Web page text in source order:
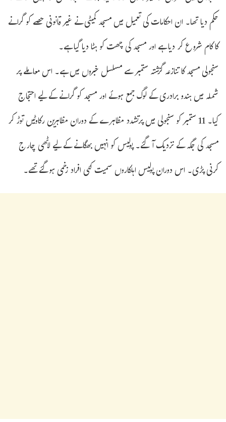
حکم دیا تھا۔ ان احکامات کی تعمیل میں مسجد کمیٹی نے غیر قانونی حصے کو گرانے
کا کام شروع کر دیا ہے اور مسجد کی چھت کو ہٹا دیا گیا ہے۔
سنجولی مسجد کا تنازعہ گزشتہ ستمبر سے مسلسل خبروں میں ہے۔ اس معاملے پر
شملہ میں ہندو برادری کے لوگ جمع ہوئے اور مسجد کو گرانے کے لیے احتجاج
کیا۔ 11 ستمبر کو سنجولی میں پرتشدد مظاہرے کے دوران مظاہرین رکاوٹیں توڑ کر
مسجد کی جگہ کے نزدیک آگئے۔ پولیس کو انہیں بھگانے کے لیے لاٹھی چارج
کرنی پڑی۔ اس دوران پولیس اہلکاروں سمیت کئی افراد زخمی ہوگئے تھے۔